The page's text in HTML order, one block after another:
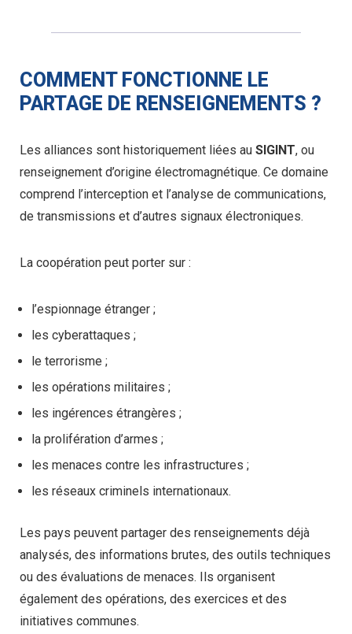
COMMENT FONCTIONNE LE
PARTAGE DE RENSEIGNEMENTS ?
Les alliances sont historiquement liées au SIGINT, ou
renseignement d’origine électromagnétique. Ce domaine
comprend l’interception et l’analyse de communications,
de transmissions et d’autres signaux électroniques.
La coopération peut porter sur :
l’espionnage étranger ;
les cyberattaques ;
le terrorisme ;
les opérations militaires ;
les ingérences étrangères ;
la prolifération d’armes ;
les menaces contre les infrastructures ;
les réseaux criminels internationaux.
Les pays peuvent partager des renseignements déjà
analysés, des informations brutes, des outils techniques
ou des évaluations de menaces. Ils organisent
également des opérations, des exercices et des
initiatives communes.